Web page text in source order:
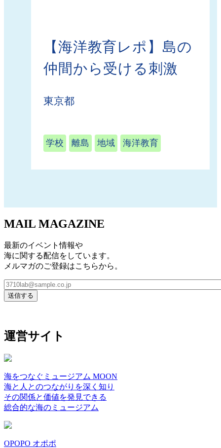
【海洋教育レポ】島の
仲間から受ける刺激
東京都
学校 離島 地域 海洋教育
MAIL MAGAZINE
最新のイベント情報や
海に関する配信をしています。
メルマガのご登録はこちらから。
運営サイト
海をつなぐミュージアム MOON
海と人とのつながりを深く知り
その関係と価値を発見できる
総合的な海のミュージアム
OPOPO オポポ